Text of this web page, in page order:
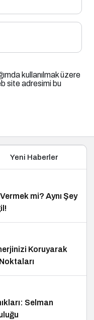
kullanılmak üzere
site adresimi bu
Yeni Haberler
mi? Aynı Şey
Koruyarak
Selman